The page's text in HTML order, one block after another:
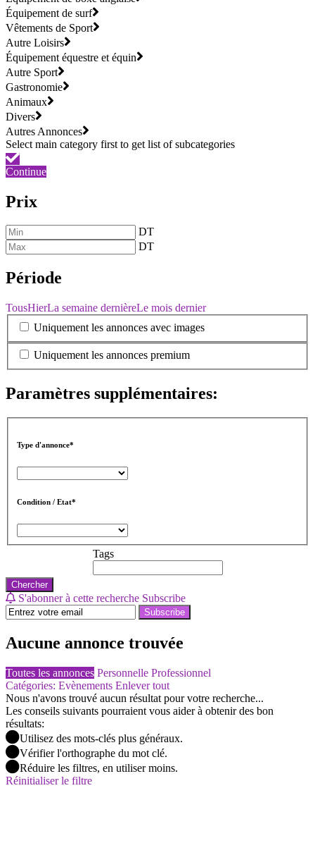
Équipement de surf
Vêtements de Sport
Autre Loisirs
Équipement équestre et équin
Autre Sport
Gastronomie
Animaux
Divers
Autres Annonces
Continue
Prix
DT
DT
Période
TousHierLa semaine dernièreLe mois dernier
Uniquement les annonces avec images
Uniquement les annonces premium
Paramètres supplémentaires:
Type d'annonce*
Condition / Etat*
Tags
Chercher
S'abonner à cette recherche Subscribe
Subscribe
Aucune annonce trouvée
Toutes les annonces Personnelle Professionnel
Catégories: Evènements Enlever tout
Nous n'avons trouvé aucun résultat pour votre recherche...
Les conseils suivants pourraient vous aider à obtenir des bon
résultats:
Utilisez des mots-clés plus généraux.
Vérifier l'orthographe du mot clé.
Réduire les filtres, en utiliser moins.
Réinitialiser le filtre